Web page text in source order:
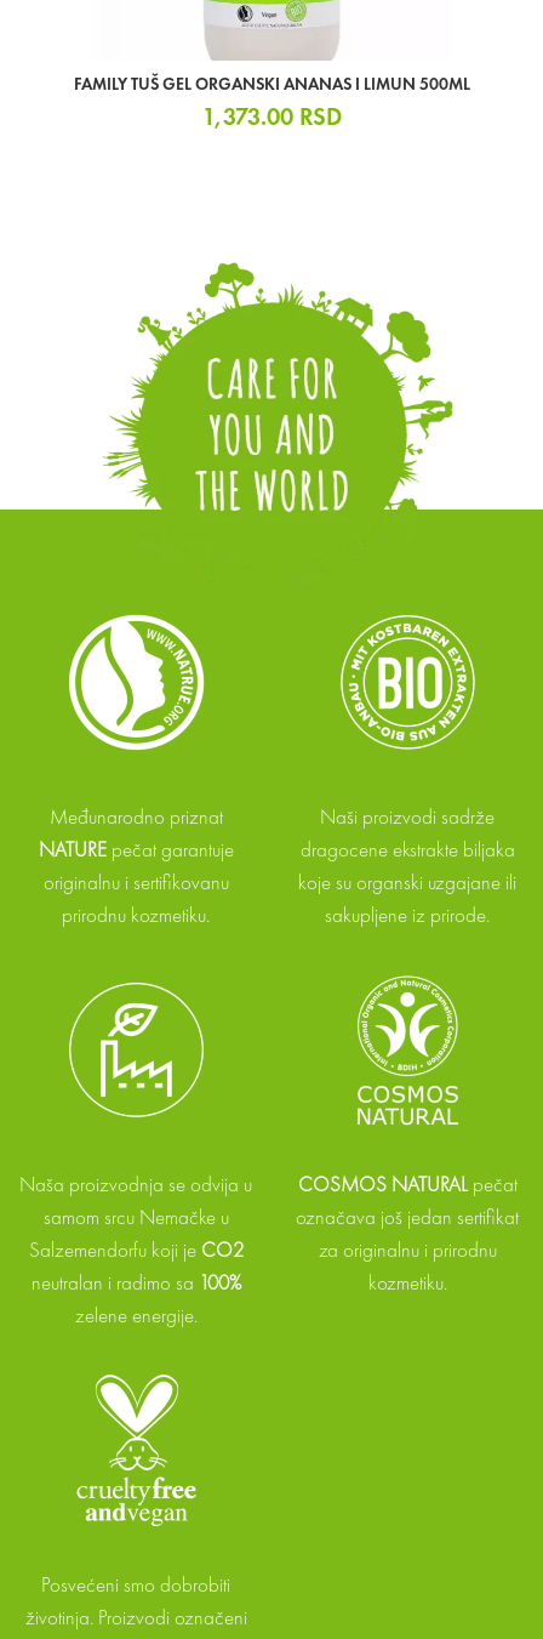
FAMILY TUŠ GEL ORGANSKI ANANAS I LIMUN 500ML
1,373.00 RSD
Međunarodno priznat
NATUREpečat garantuje
originalnu i sertifikovanu
prirodnu kozmetiku.
Naši proizvodi sadrže
dragocene ekstrakte biljaka
koje su organski uzgajane ili
sakupljene iz prirode.
Naša proizvodnja se odvija u
samom srcu Nemačke u
Salzemendorfu koji je CO2
neutralan i radimo sa 100%
zelene energije.
COSMOS NATURALpečat
označava još jedan sertifikat
za originalnu i prirodnu
kozmetiku.
Posvećeni smo dobrobiti
životinja. Proizvodi označeni